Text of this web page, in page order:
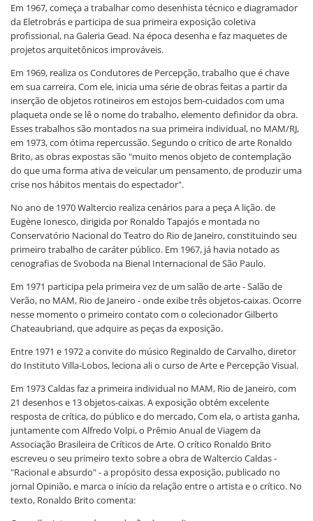
Em 1967, começa a trabalhar como desenhista técnico e diagramador
da Eletrobrás e participa de sua primeira exposição coletiva
profissional, na Galeria Gead. Na época desenha e faz maquetes de
projetos arquitetônicos improváveis.
Em 1969, realiza os Condutores de Percepção, trabalho que é chave
em sua carreira. Com ele, inicia uma série de obras feitas a partir da
inserção de objetos rotineiros em estojos bem-cuidados com uma
plaqueta onde se lê o nome do trabalho, elemento definidor da obra.
Esses trabalhos são montados na sua primeira individual, no MAM/RJ,
em 1973, com ótima repercussão. Segundo o crítico de arte Ronaldo
Brito, as obras expostas são "muito menos objeto de contemplação
do que uma forma ativa de veicular um pensamento, de produzir uma
crise nos hábitos mentais do espectador".
No ano de 1970 Waltercio realiza cenários para a peça A lição. de
Eugène Ionesco, dirigida por Ronaldo Tapajós e montada no
Conservatório Nacional do Teatro do Rio de Janeiro, constituindo seu
primeiro trabalho de caráter público. Em 1967, já havia notado as
cenografias de Svoboda na Bienal Internacional de São Paulo.
Em 1971 participa pela primeira vez de um salão de arte - Salão de
Verão, no MAM, Rio de Janeiro - onde exibe três objetos-caixas. Ocorre
nesse momento o primeiro contato com o colecionador Gilberto
Chateaubriand, que adquire as peças da exposição.
Entre 1971 e 1972 a convite do músico Reginaldo de Carvalho, diretor
do Instituto Villa-Lobos, leciona ali o curso de Arte e Percepção Visual.
Em 1973 Caldas faz a primeira individual no MAM, Rio de Janeiro, com
21 desenhos e 13 objetos-caixas. A exposição obtém excelente
resposta de crítica, do público e do mercado, Com ela, o artista ganha,
juntamente com Alfredo Volpi, o Prêmio Anual de Viagem da
Associação Brasileira de Críticos de Arte. O crítico Ronaldo Brito
escreveu o seu primeiro texto sobre a obra de Waltercio Caldas -
"Racional e absurdo" - a propósito dessa exposição, publicado no
jornal Opinião, e marca o início da relação entre o artista e o crítico. No
texto, Ronaldo Brito comenta: